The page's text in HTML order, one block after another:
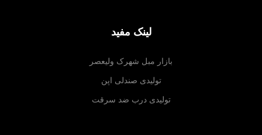
لینک مفید
بازار مبل شهرک ولیعصر
تولیدی صندلی اپن
تولیدی درب ضد سرقت